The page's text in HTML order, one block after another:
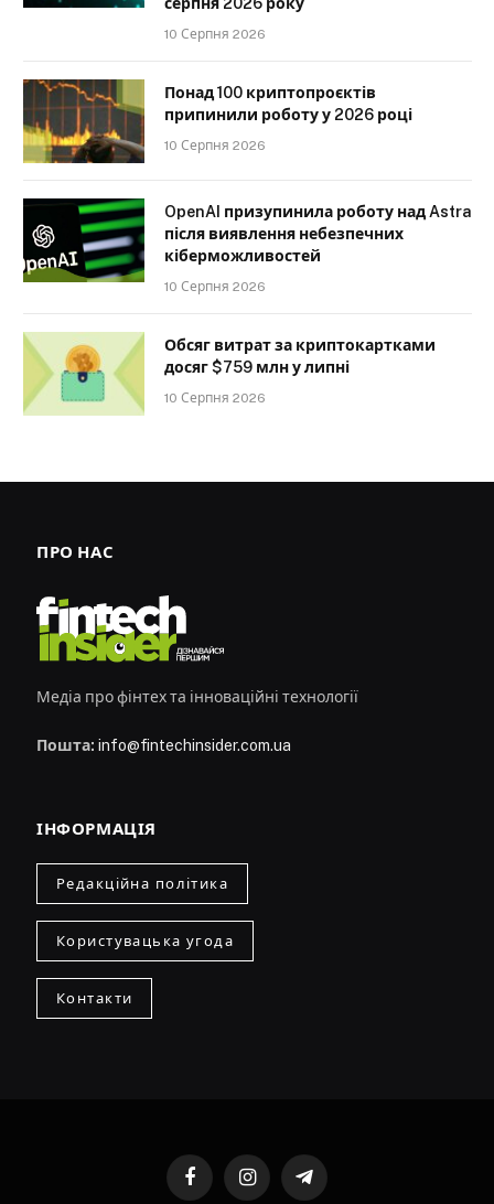
серпня 2026 року
10 Серпня 2026
Понад 100 криптопроєктів
припинили роботу у 2026 році
10 Серпня 2026
OpenAI призупинила роботу над Astra
після виявлення небезпечних
кіберможливостей
10 Серпня 2026
Обсяг витрат за криптокартками
досяг $759 млн у липні
10 Серпня 2026
ПРО НАС
Медіа про фінтех та інноваційні технології
Пошта: info@fintechinsider.com.ua
ІНФОРМАЦІЯ
Редакційна політика
Користувацька угода
Контакти
FacebookInstagramTelegram